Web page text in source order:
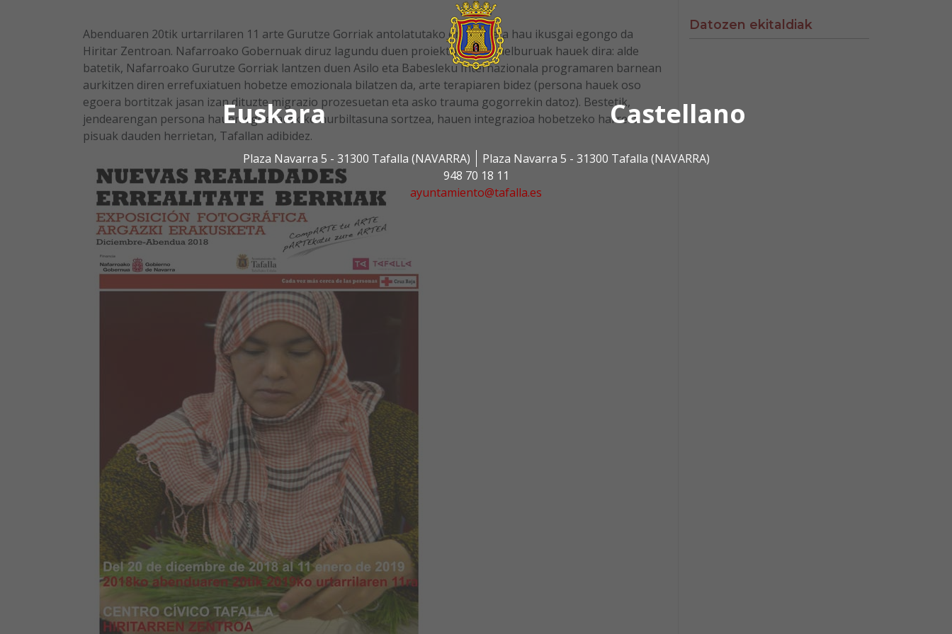
Euskara Castellano
Plaza Navarra 5 - 31300 Tafalla (NAVARRA)
Plaza Navarra 5 - 31300 Tafalla (NAVARRA)
948 70 18 11
ayuntamiento@tafalla.es
Abenduaren 20tik urtarrilaren 11 arte Gurutze Gorriak antolatutako erakusketa hau ikusgai egongo da
Hiritar Zentroan. Nafarroako Gobernuak diruz lagundu duen proiektu honen helburuak hauek dira: alde
batetik, Nafarroako Gurutze Gorriak lantzen duen Asilo eta Babesleku Internazionala programaren barnean
aurkitzen diren errefuxiatuen hobetze emozionala bilatzen da, arte terapiaren bidez (persona hauek oso
egoera bortitzak jasan izan dituzte migrazio prozesuetan eta asko trauma gogorrekin datoz). Bestetik,
jendearengan persona hauen egoerarekiko hurbiltasuna sortzea, hauen integrazioa hobetzeko harrera
pisuak dauden herrietan, Tafallan adibidez.
Datozen ekitaldiak